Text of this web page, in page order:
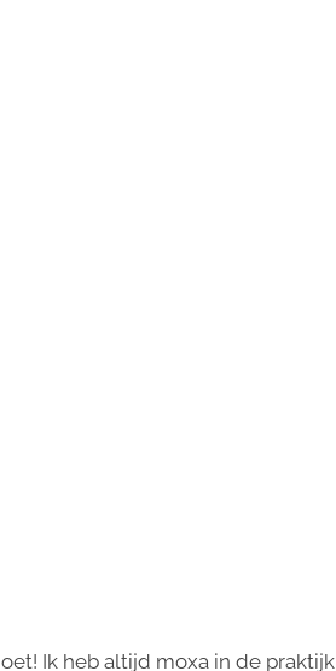
Ik heb altijd moxa in de praktijk